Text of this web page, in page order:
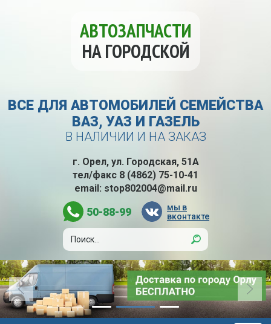
АВТОЗАПЧАСТИ
НА ГОРОДСКОЙ
ВСЕ ДЛЯ АВТОМОБИЛЕЙ СЕМЕЙСТВА
ВАЗ, УАЗ И ГАЗЕЛЬ
В НАЛИЧИИ И НА ЗАКАЗ
г. Орел, ул. Городская, 51А
тел/факс 8 (4862) 75-10-41
email: stop802004@mail.ru
50-88-99
мы в
вконтакте